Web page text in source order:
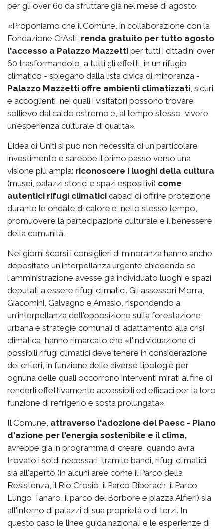
per gli over 60 da sfruttare già nel mese di agosto.
«Proponiamo che il Comune, in collaborazione con la
Fondazione CrAsti, renda gratuito per tutto agosto
l'accesso a Palazzo Mazzetti per tutti i cittadini over
60 trasformandolo, a tutti gli effetti, in un rifugio
climatico - spiegano dalla lista civica di minoranza -
Palazzo Mazzetti offre ambienti climatizzati , sicuri
e accoglienti, nei quali i visitatori possono trovare
sollievo dal caldo estremo e, al tempo stesso, vivere
un'esperienza culturale di qualità».
L'idea di Uniti si può non necessita di un particolare
investimento e sarebbe il primo passo verso una
visione più ampia: riconoscere i luoghi della cultura
(musei, palazzi storici e spazi espositivi) come
autentici rifugi climatici capaci di offrire protezione
durante le ondate di calore e, nello stesso tempo,
promuovere la partecipazione culturale e il benessere
della comunità.
Nei giorni scorsi i consiglieri di minoranza hanno anche
depositato un'interpellanza urgente chiedendo se
l'amministrazione avesse già individuato luoghi e spazi
deputati a essere rifugi climatici. Gli assessori Morra,
Giacomini, Galvagno e Amasio, rispondendo a
un'interpellanza dell'opposizione sulla forestazione
urbana e strategie comunali di adattamento alla crisi
climatica, hanno rimarcato che «l'individuazione di
possibili rifugi climatici deve tenere in considerazione
dei criteri, in funzione delle diverse tipologie per
ognuna delle quali occorrono interventi mirati al fine di
renderli effettivamente accessibili ed efficaci per la loro
funzione di refrigerio e sosta prolungata».
Il Comune, attraverso l'adozione del Paesc - Piano
d'azione per l'energia sostenibile e il clima,
avrebbe già in programma di creare, quando avrà
trovato i soldi necessari, tramite bandi, rifugi climatici
sia all'aperto (in alcuni aree come il Parco della
Resistenza, il Rio Crosio, il Parco Biberach, il Parco
Lungo Tanaro, il parco del Borbore e piazza Alfieri) sia
all'interno di palazzi di sua proprietà o di terzi. In
questo caso le linee guida nazionali e le esperienze di